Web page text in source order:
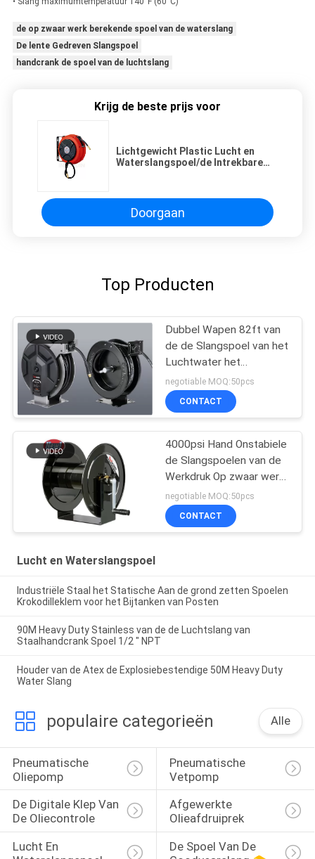
de op zwaar werk berekende spoel van de waterslang
De lente Gedreven Slangspoel
handcrank de spoel van de luchtslang
Krijg de beste prijs voor
Lichtgewicht Plastic Lucht en
Waterslangspoel/de Intrekbare
Doorgaan
Top Producten
Dubbel Wapen 82ft van
de de Slangspoel van het
Luchtwater het
Langzame Intrekken
negotiable MOQ:50pcs
CONTACT
4000psi Hand Onstabiele
de Slangspoelen van de
Werkdruk Op zwaar werk
berekende Hand
negotiable MOQ:50pcs
CONTACT
Lucht en Waterslangspoel
Industriële Staal het Statische Aan de grond zetten Spoelen
Krokodilleklem voor het Bijtanken van Posten
90M Heavy Duty Stainless van de de Luchtslang van
Staalhandcrank Spoel 1/2 " NPT
Houder van de Atex de Explosiebestendige 50M Heavy Duty
Water Slang
populaire categorieën Alle
Pneumatische
Oliepomp
Pneumatische
Vetpomp
De Digitale Klep Van
De Oliecontrole
Afgewerkte
Olieafdruiprek
Lucht En
De Spoel Van De